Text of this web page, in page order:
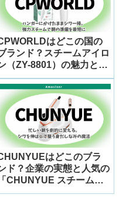
はどこの国の
ランド？スチームアイロ
（ZY-8801）の魅力と会
概要を徹底調査
はどこのブラ
ド？企業の実態と人気の
「CHUNYUE スチームア
ロン CHU-LM2305」の